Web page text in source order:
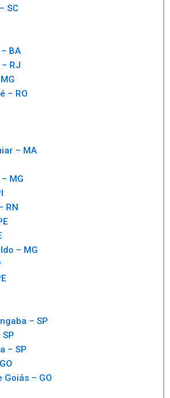
SC
BA
RJ
– RO
– MA
MG
RN
– MG
– SP
– SP
Goiás – GO